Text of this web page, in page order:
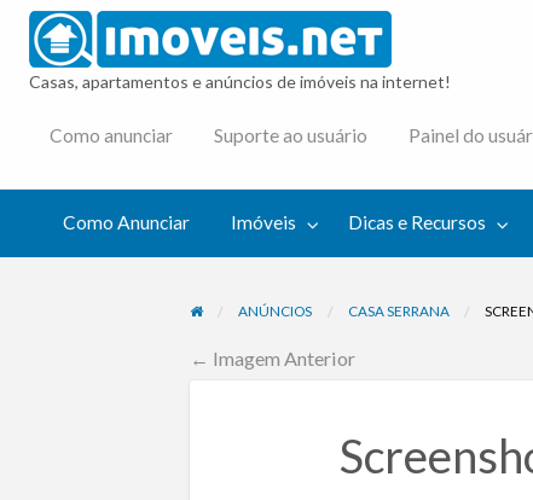
Casas, apartamentos e anúncios de imóveis na internet!
Como anunciar Suporte ao usuário Painel do
Como Anunciar Imóveis Dicas e Recursos
ANÚNCIOS CASA SERRANA
← Imagem Anterior